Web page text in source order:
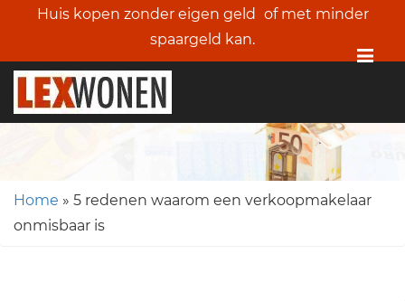
Huis kopen zonder eigen geld of met minder
spaargeld kan.
Home » 5 redenen waarom een verkoopmakelaar
onmisbaar is